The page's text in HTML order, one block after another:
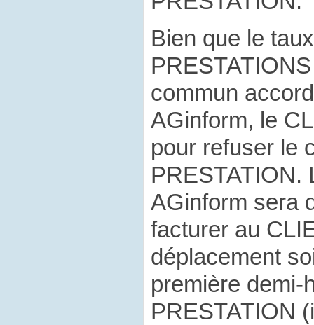
Bien que le
commun
AGinform, le
pour refuser le
PRESTATION.
AGinform sera
facturer au
déplacement
première demi-
PRESTATION